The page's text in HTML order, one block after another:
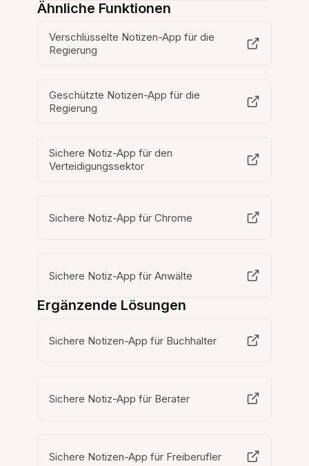
Ähnliche Funktionen
Verschlüsselte Notizen-App für die
Regierung
Geschützte Notizen-App für die
Regierung
Sichere Notiz-App für den
Verteidigungssektor
Sichere Notiz-App für Chrome
Sichere Notiz-App für Anwälte
Ergänzende Lösungen
Sichere Notizen-App für Buchhalter
Sichere Notiz-App für Berater
Sichere Notizen-App für Freiberufler